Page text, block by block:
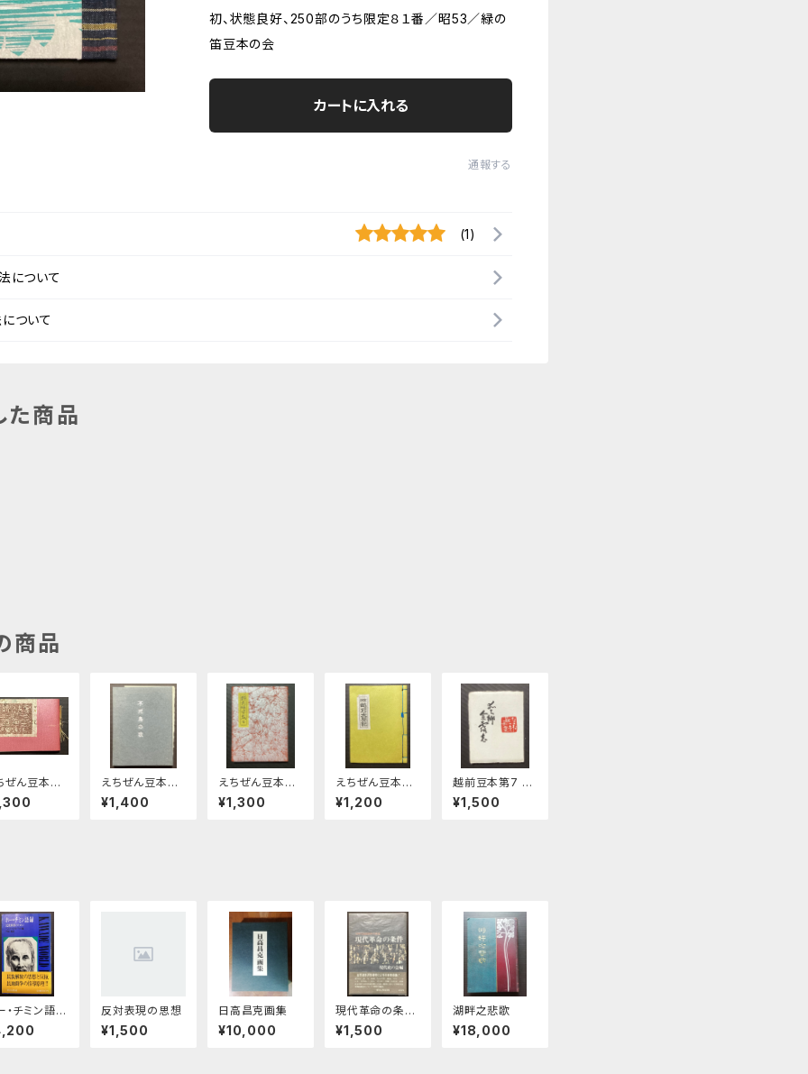
初、状態良好、250部のうち限定８１番／昭53／緑の
笛豆本の会
カートに入れる
通報する
(1)
について
ついて
た商品
商品
ぜん豆本第
越前の古
えちぜん豆本第
4集 熊谷太三
郎歌集
¥1,400
えちぜん豆本第
5号 野大坪万
歳 全
¥1,300
えちぜん豆本第
6号 実話 越
前太閤記
¥1,200
越前豆本第7 笠
松一夫版画集
愛郷余露志
¥1,500
・チミン語
族解放の
に
反対表現の思想
¥1,500
日高昌克画集
¥10,000
現代革命の条
件 70年代階
級闘争の展望
¥1,500
湖畔之悲歌
¥18,000